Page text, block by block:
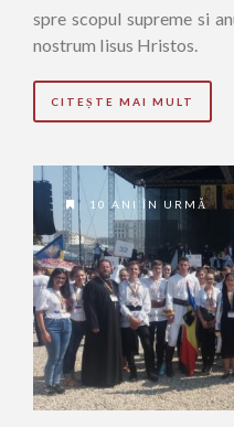
spre scopul supreme si
nostrum Iisus Hristos.
CITEȘTE MAI MULT
10 ANI ÎN URMĂ